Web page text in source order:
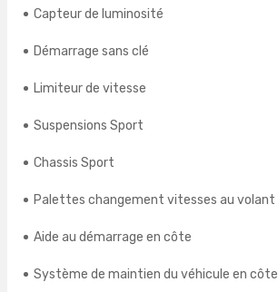
Capteur de luminosité
Démarrage sans clé
Limiteur de vitesse
Suspensions Sport
Chassis Sport
Palettes changement vitesses au volant
Aide au démarrage en côte
Système de maintien du véhicule en côte